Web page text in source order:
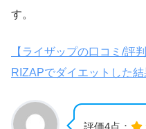
す。
【ライザップの口コミ/評
RIZAPでダイエットした結
評価4点：